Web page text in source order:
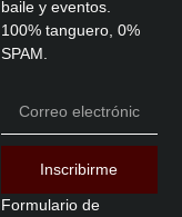
baile y eventos.
100% tanguero, 0%
SPAM.
Inscribirme
Formulario de